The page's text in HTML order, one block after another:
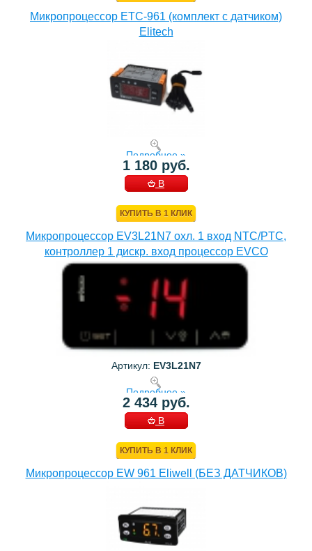
Микропроцессор ETC-961 (комплект c датчиком)
Elitech
Подробнее »
1 180 руб.
В
КУПИТЬ В 1 КЛИК
Микропроцессор EV3L21N7 охл. 1 вход NTC/PTC,
контроллер 1 дискр. вход процессор EVCO
Артикул: EV3L21N7
Подробнее »
2 434 руб.
В
КУПИТЬ В 1 КЛИК
Микропроцессор EW 961 Eliwell (БЕЗ ДАТЧИКОВ)